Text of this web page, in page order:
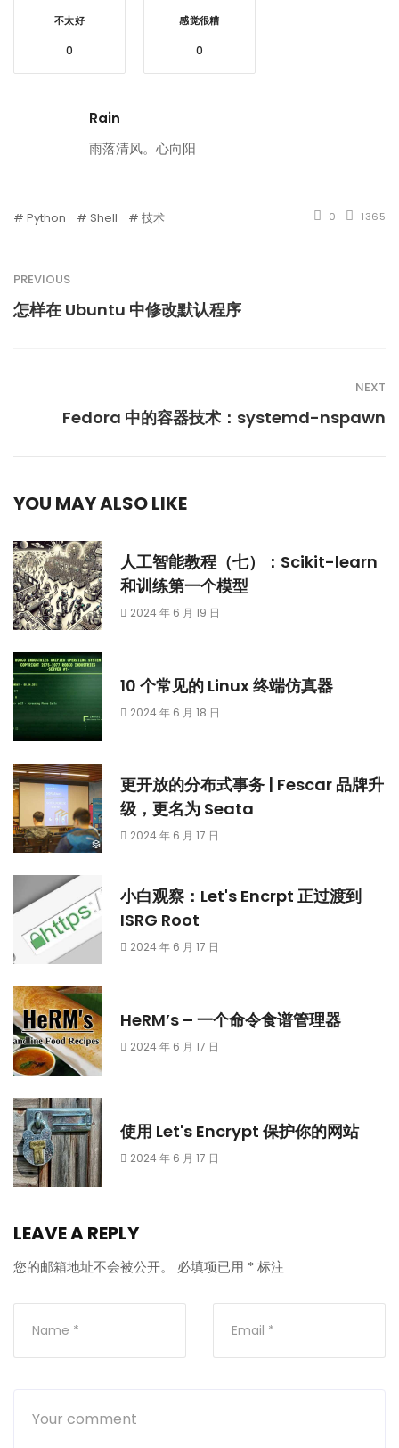
不太好
0
感觉很糟
0
Rain
雨落清风。心向阳
Python Shell 技术 0 1365
PREVIOUS
怎样在 Ubuntu 中修改默认程序
NEXT
Fedora 中的容器技术：systemd-nspawn
YOU MAY ALSO LIKE
人工智能教程（七）：Scikit-learn
和训练第一个模型
2024 年 6 月 19 日
10 个常见的 Linux 终端仿真器
2024 年 6 月 18 日
更开放的分布式事务 | Fescar 品牌升
级，更名为 Seata
2024 年 6 月 17 日
小白观察：Let's Encrpt 正过渡到
ISRG Root
2024 年 6 月 17 日
HeRM’s – 一个命令食谱管理器
2024 年 6 月 17 日
使用 Let's Encrypt 保护你的网站
2024 年 6 月 17 日
LEAVE A REPLY
您的邮箱地址不会被公开。 必填项已用 * 标注